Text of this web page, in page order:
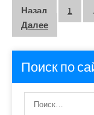
записей
Назад 1
Далее
Поиск по